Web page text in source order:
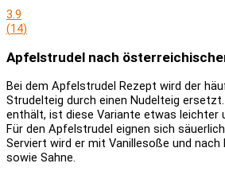
3.9
(14)
Apfelstrudel nach
Bei dem Apfelstrudel Rezept wird der
Strudelteig durch einen Nudelteig
enthält, ist diese Variante etwas leichter
Für den Apfelstrudel eignen sich
Serviert wird er mit Vanillesoße und nach
sowie Sahne.